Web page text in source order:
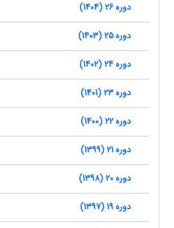
دوره 26 (1404)
دوره 25 (1403)
دوره 24 (1402)
دوره 23 (1401)
دوره 22 (1400)
دوره 21 (1399)
دوره 20 (1398)
دوره 19 (1397)